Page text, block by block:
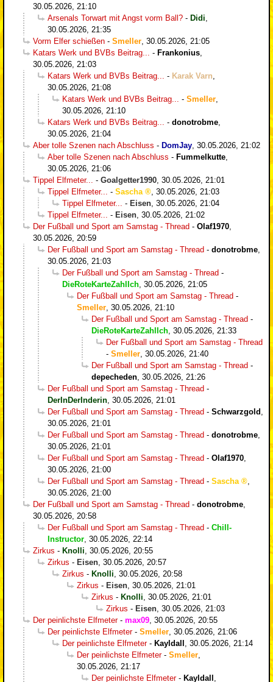
30.05.2026, 21:10
Arsenals Torwart mit Angst vorm Ball? - Didi
30.05.2026, 21:35
Vorm Elfer schießen - Smeller 30.05.2026, 21:05
Katars Werk und BVBs Beitrag...
- Frankonius
30.05.2026, 21:03
Katars Werk und BVBs Beitrag...
- Karak Varn
30.05.2026, 21:08
Katars Werk und BVBs Beitrag...
- Smeller
30.05.2026, 21:10
Katars Werk und BVBs Beitrag...
- donotrobme
30.05.2026, 21:04
Aber tolle Szenen nach Abschluss - DomJay 30.05.2026, 21:02
Aber tolle Szenen nach Abschluss - Fummelkutte
30.05.2026, 21:06
Tippel Elfmeter...
- Goalgetter1990 30.05.2026, 21:01
Tippel Elfmeter...
- Sascha
30.05.2026, 21:03
Tippel Elfmeter...
- Eisen 30.05.2026, 21:04
Tippel Elfmeter...
- Eisen 30.05.2026, 21:02
Der Fußball und Sport am Samstag - Thread - Olaf1970
30.05.2026, 20:59
Der Fußball und Sport am Samstag - Thread - donotrobme
30.05.2026, 21:03
Der Fußball und Sport am Samstag - Thread -
DieRoteKarteZahlIch 30.05.2026, 21:05
Der Fußball und Sport am Samstag - Thread -
Smeller 30.05.2026, 21:10
Der Fußball und Sport am Samstag - Thread -
DieRoteKarteZahlIch 30.05.2026, 21:33
Der Fußball und Sport am Samstag - Thread
- Smeller 30.05.2026, 21:40
Der Fußball und Sport am Samstag - Thread -
depecheden 30.05.2026, 21:26
Der Fußball und Sport am Samstag - Thread -
DerInDerInderin 30.05.2026, 21:01
Der Fußball und Sport am Samstag - Thread - Schwarzgold
30.05.2026, 21:01
Der Fußball und Sport am Samstag - Thread - donotrobme
30.05.2026, 21:01
Der Fußball und Sport am Samstag - Thread - Olaf1970
30.05.2026, 21:00
Der Fußball und Sport am Samstag - Thread - Sascha
30.05.2026, 21:00
Der Fußball und Sport am Samstag - Thread - donotrobme
30.05.2026, 20:58
Der Fußball und Sport am Samstag - Thread - Chill-
Instructor 30.05.2026, 22:14
Zirkus - Knolli 30.05.2026, 20:55
Zirkus - Eisen 30.05.2026, 20:57
Zirkus - Knolli 30.05.2026, 20:58
Zirkus - Eisen 30.05.2026, 21:01
Zirkus - Knolli 30.05.2026, 21:01
Zirkus - Eisen 30.05.2026, 21:03
Der peinlichste Elfmeter- max09 30.05.2026, 20:55
Der peinlichste Elfmeter- Smeller 30.05.2026, 21:06
Der peinlichste Elfmeter- Kayldall
30.05.2026, 21:14
Der peinlichste Elfmeter- Smeller
30.05.2026, 21:17
Der peinlichste Elfmeter- Kayldall